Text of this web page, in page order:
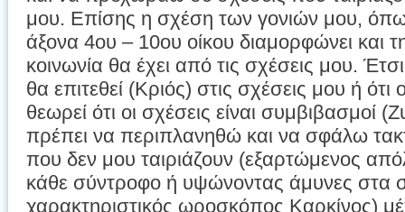
μου. Επίσης η σχέση των γονιών μου,
άξονα 4ου – 10ου οίκου διαμορφώνει και
κοινωνία θα έχει από τις σχέσεις μου.
θα επιτεθεί (Κριός) στις σχέσεις μου ή
θεωρεί ότι οι σχέσεις είναι συμβιβασμοί
πρέπει να περιπλανηθώ και να σφάλω
που δεν μου ταιριάζουν (εξαρτώμενος
κάθε σύντροφο ή υψώνοντας άμυνες στα
χαρακτηριστικός ωροσκόπος Καρκίνος)